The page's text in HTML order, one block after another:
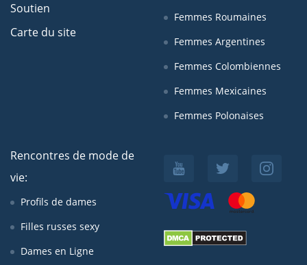
Soutien
Carte du site
Femmes Roumaines
Femmes Argentines
Femmes Colombiennes
Femmes Mexicaines
Femmes Polonaises
Rencontres de mode de
vie:
Profils de dames
Filles russes sexy
Dames en Ligne